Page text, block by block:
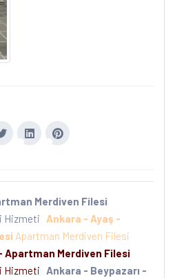
Merdiven Filesi
Hizmeti
Ankara - Ayaş -
Apartman Merdiven Filesi
Apartman Merdiven Filesi
Hizmeti Ankara - Beypazarı -